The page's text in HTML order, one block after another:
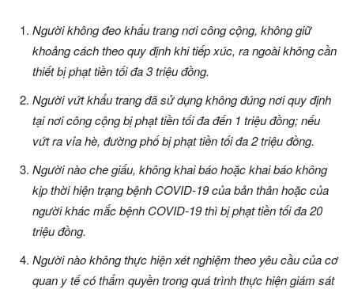
Người không đeo khẩu trang nơi công cộng, không giữ
khoảng cách theo quy định khi tiếp xúc, ra ngoài không cần
thiết bị phạt tiền tối đa 3 triệu đồng.
Người vứt khẩu trang đã sử dụng không đúng nơi quy định
tại nơi công cộng bị phạt tiền tối đa đến 1 triệu đồng; nếu
vứt ra vỉa hè, đường phố bị phạt tiền tối đa 2 triệu đồng.
Người nào che giấu, không khai báo hoặc khai báo không
kịp thời hiện trạng bệnh COVID-19 của bản thân hoặc của
người khác mắc bệnh COVID-19 thì bị phạt tiền tối đa 20
triệu đồng.
Người nào không thực hiện xét nghiệm theo yêu cầu của cơ
quan y tế có thẩm quyền trong quá trình thực hiện giám sát